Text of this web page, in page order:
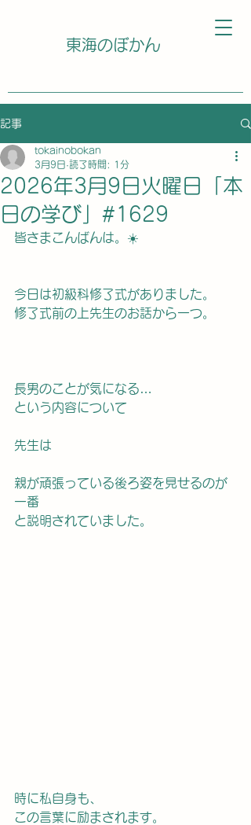
東海のぼかん
記事
2026年3月9日火曜日「本
日の学び」#1629
tokainobokan
3月9日 読了時間: 1分
皆さまこんばんは。☀️
今日は初級科修了式がありました。
修了式前の上先生のお話から一つ。
長男のことが気になる…
という内容について
先生は
親が頑張っている後ろ姿を見せるのが
一番
と説明されていました。
時に私自身も、
この言葉に励まされます。